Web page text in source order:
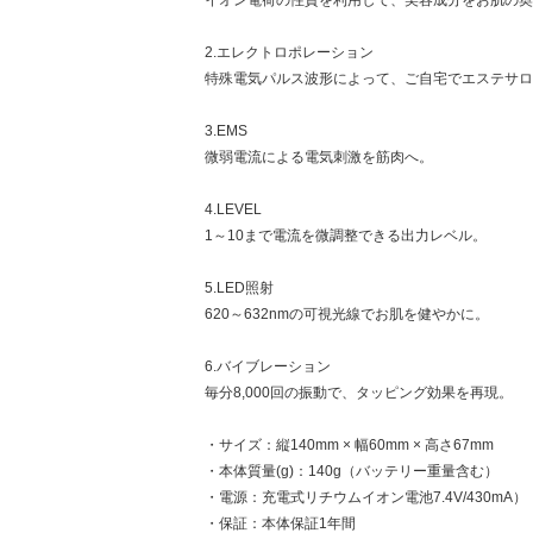
2.エレクトロポレーション
特殊電気パルス波形によって、ご自宅でエステサ
3.EMS
微弱電流による電気刺激を筋肉へ。
4.LEVEL
1～10まで電流を微調整できる出力レベル。
5.LED照射
620～632nmの可視光線でお肌を健やかに。
6.バイブレーション
毎分8,000回の振動で、タッピング効果を再現。
・サイズ：縦140mm × 幅60mm × 高さ67mm
・本体質量(g)：140g（バッテリー重量含む）
・電源：充電式リチウムイオン電池7.4V/430mA）
・保証：本体保証1年間